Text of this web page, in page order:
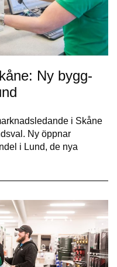
Ny bygg-
i Skåne
Ny öppnar
i Lund, de nya